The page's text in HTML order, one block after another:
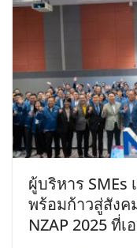
ผู้บริหาร SMEs
พร้อมก้าวสู่สัง
NZAP 2025 ที่